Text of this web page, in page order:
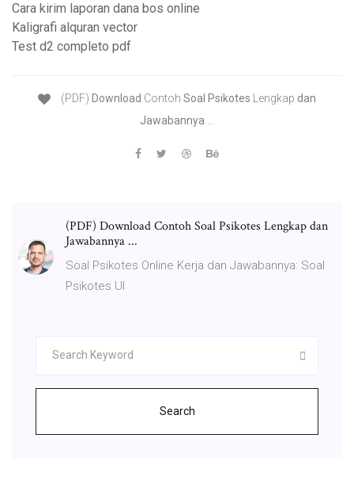
Cara kirim laporan dana bos online
Kaligrafi alquran vector
Test d2 completo pdf
(PDF) Download Contoh Soal Psikotes Lengkap dan
Jawabannya
(PDF) Download Contoh Soal Psikotes Lengkap dan
Jawabannya ...
Soal Psikotes Online Kerja dan Jawabannya: Soal
Psikotes UI
Search